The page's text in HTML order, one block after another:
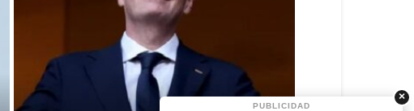
×
PUBLICIDAD